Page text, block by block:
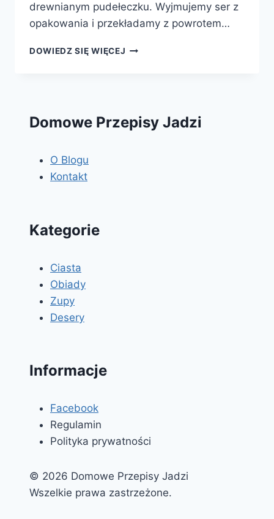
drewnianym pudełeczku. Wyjmujemy ser z
opakowania i przekładamy z powrotem…
DOWIEDZ SIĘ WIĘCEJ PIECZONY
Domowe Przepisy Jadzi
O Blogu
Kontakt
Kategorie
Ciasta
Obiady
Zupy
Desery
Informacje
Facebook
Regulamin
Polityka prywatności
© 2026 Domowe Przepisy Jadzi
Wszelkie prawa zastrzeżone.